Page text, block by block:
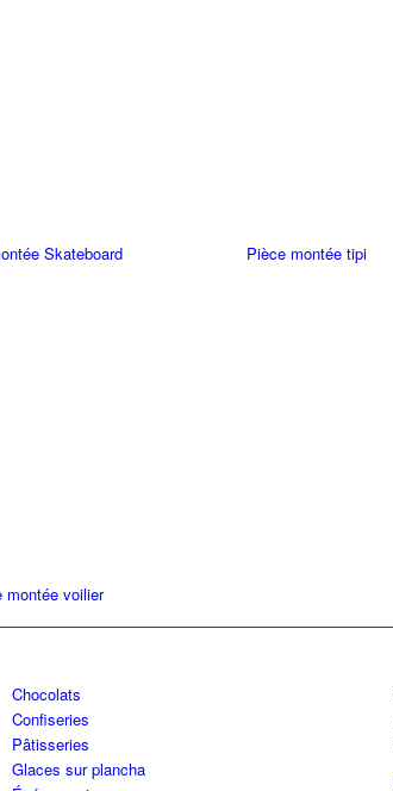
Skateboard Pièce montée tipi
montée voilier
Chocolats
Confiseries
Pâtisseries
Glaces sur plancha